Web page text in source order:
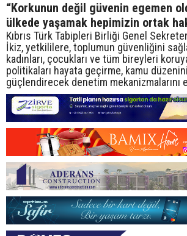
“Korkunun değil güvenin egemen
ülkede yaşamak hepimizin ortak
Kıbrıs Türk Tabipleri Birliği Genel
İkiz, yetkililere, toplumun güvenliğini
kadınları, çocukları ve tüm bireyleri
politikaları hayata geçirme, kamu düzenini
güçlendirecek denetim mekanizmalarını